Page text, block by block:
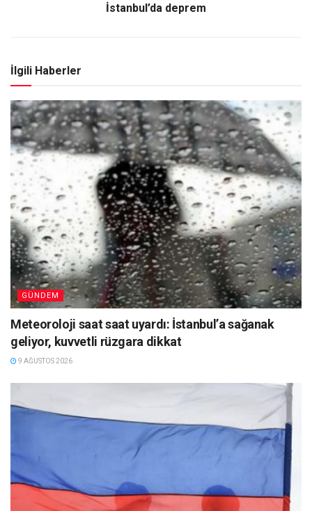
İstanbul’da deprem
İlgili Haberler
GÜNDEM
Meteoroloji saat saat uyardı: İstanbul’a sağanak
geliyor, kuvvetli rüzgara dikkat
9 AĞUSTOS 2026